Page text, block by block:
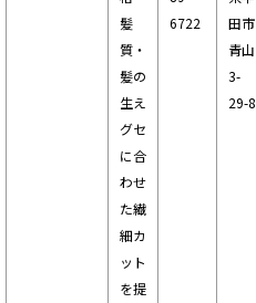
髪
質・
髪の
生え
グセ
に合
わせ
た繊
細カ
ット
を提
6722
田市
青山
3-
29-8